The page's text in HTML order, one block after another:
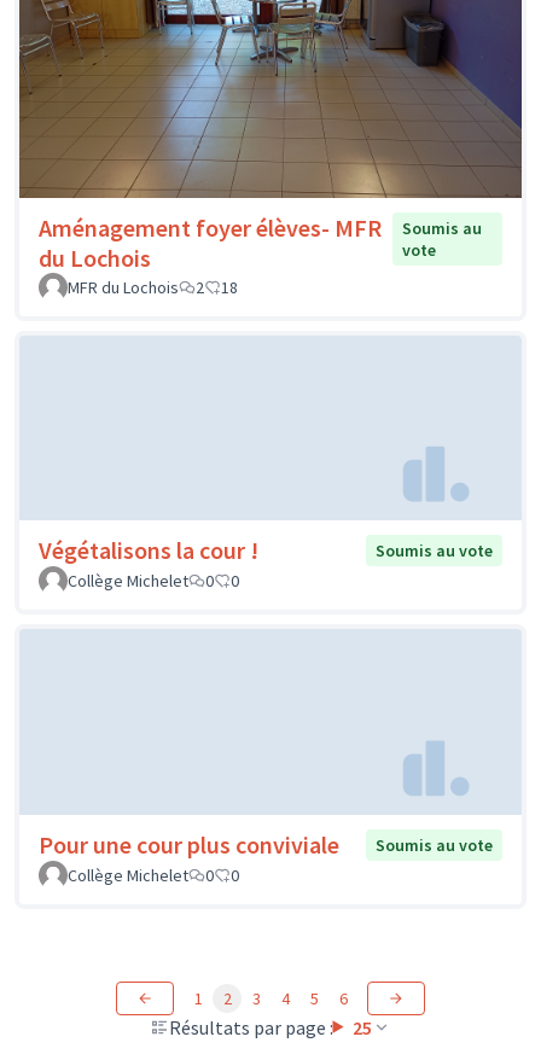
Aménagement foyer élèves- MFR
du Lochois
Soumis au
vote
MFR du Lochois
2 18
Végétalisons la cour !
Soumis au vote
Collège Michelet
0 0
Pour une cour plus conviviale
Soumis au vote
Collège Michelet
0 0
Résultats par page : 25
1 2 3 4 5 6